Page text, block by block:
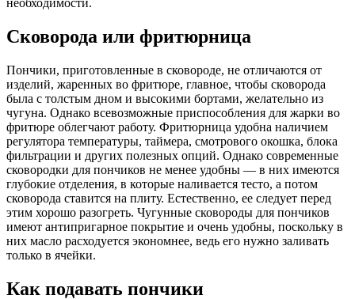
необходимости.
Сковорода или фритюрница
Пончики, приготовленные в сковороде, не отличаются от
изделий, жаренных во фритюре, главное, чтобы сковорода
была с толстым дном и высокими бортами, желательно из
чугуна. Однако всевозможные приспособления для жарки во
фритюре облегчают работу. Фритюрница удобна наличием
регулятора температуры, таймера, смотрового окошка, блока
фильтрации и других полезных опций. Однако современные
сковородки для пончиков не менее удобны — в них имеются
глубокие отделения, в которые наливается тесто, а потом
сковорода ставится на плиту. Естественно, ее следует перед
этим хорошо разогреть. Чугунные сковороды для пончиков
имеют антипригарное покрытие и очень удобны, поскольку в
них масло расходуется экономнее, ведь его нужно заливать
только в ячейки.
Как подавать пончики